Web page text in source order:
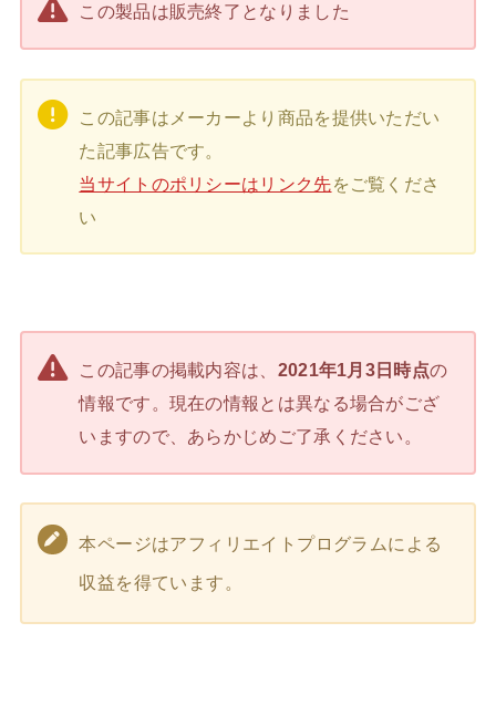
この製品は販売終了となりました
この記事はメーカーより商品を提供いただい
た記事広告です。
当サイトのポリシーはリンク先をご覧くださ
い
この記事の掲載内容は、 2021年1月3日時点の
情報です。現在の情報とは異なる場合がござ
いますので、あらかじめご了承ください。
本ページはアフィリエイトプログラムによる
収益を得ています。